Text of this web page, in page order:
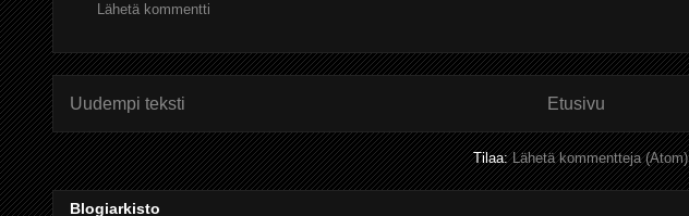
Lähetä kommentti
Uudempi teksti Etusivu
Tilaa:Lähetä kommentteja (Atom)
Blogiarkisto